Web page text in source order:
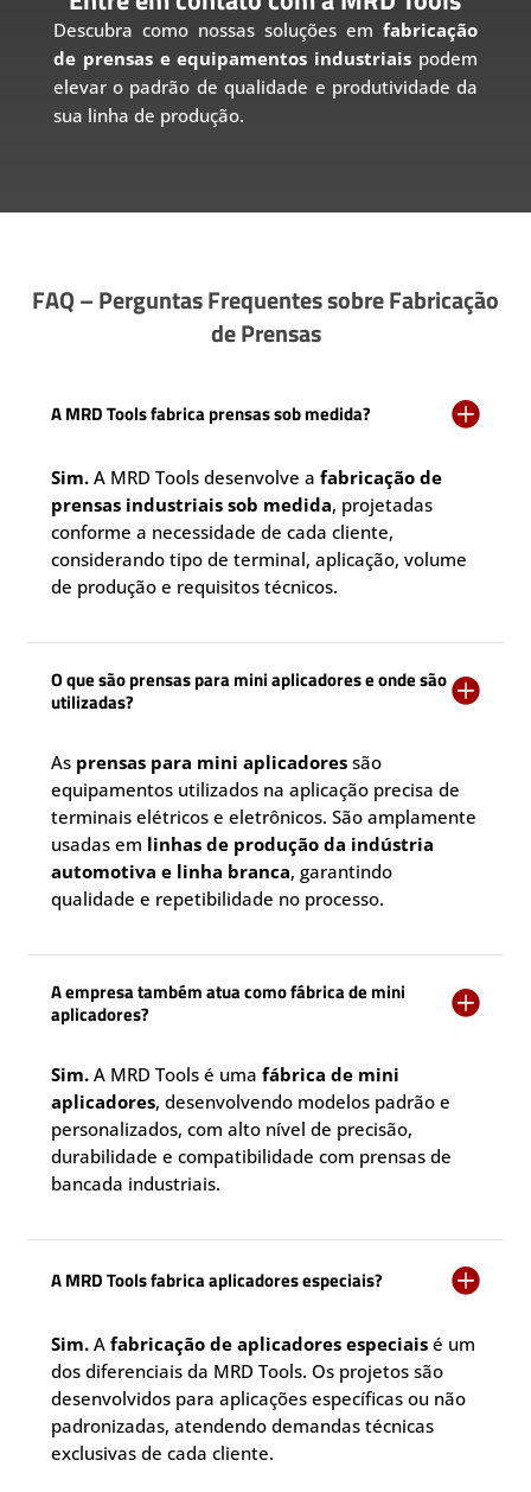
Descubra como nossas soluções emfabricação
de prensas e equipamentos industriais podem
elevar o padrão de qualidade e produtividade da
sua linha de produção.
FAQ – Perguntas Frequentes sobre Fabricação
de Prensas
A MRD Tools fabrica prensas sob medida? 
Sim. A MRD Tools desenvolve afabricação de
prensas industriais sob medida, projetadas
conforme a necessidade de cada cliente,
considerando tipo de terminal, aplicação, volume
de produção e requisitos técnicos.
O que são prensas para mini aplicadores e onde são
utilizadas?

As prensas para mini aplicadores são
equipamentos utilizados na aplicação precisa de
terminais elétricos e eletrônicos. São amplamente
usadas em linhas de produção da indústria
automotiva e linha branca, garantindo
qualidade e repetibilidade no processo.
A empresa também atua como fábrica de mini
aplicadores?

Sim. A MRD Tools é umafábrica de mini
aplicadores, desenvolvendo modelos padrão e
personalizados, com alto nível de precisão,
durabilidade e compatibilidade com prensas de
bancada industriais.
A MRD Tools fabrica aplicadores especiais? 
Sim. Afabricação de aplicadores especiais é um
dos diferenciais da MRD Tools. Os projetos são
desenvolvidos para aplicações específicas ou não
padronizadas, atendendo demandas técnicas
exclusivas de cada cliente.